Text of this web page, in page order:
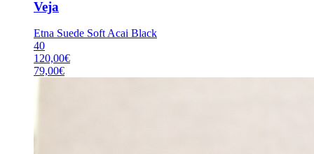
Veja
Etna Suede Soft Acai Black
40
120,00€
79,00€